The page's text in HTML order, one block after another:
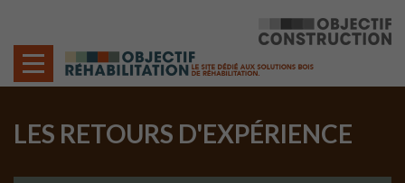
LES RETOURS D'EXPÉRIENCE